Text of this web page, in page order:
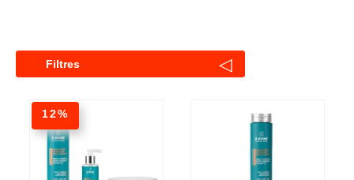
Filtres ◁
12%